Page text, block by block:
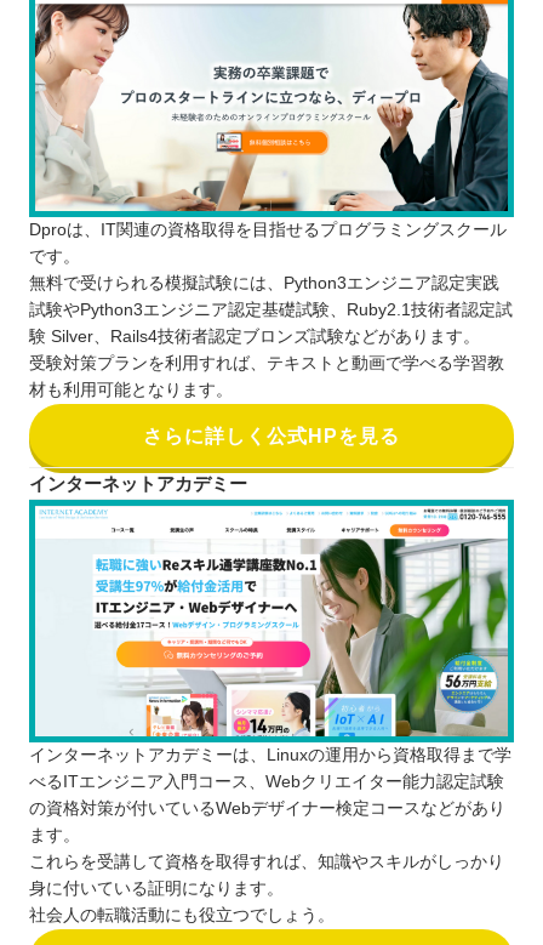
Dproは、IT関連の資格取得を目指せるプログラミングスクール
です。
無料で受けられる模擬試験には、Python3エンジニア認定実践
試験やPython3エンジニア認定基礎試験、Ruby2.1技術者認定試
験 Silver、Rails4技術者認定ブロンズ試験などがあります。
受験対策プランを利用すれば、テキストと動画で学べる学習教
材も利用可能となります。
さらに詳しく公式HPを見る
インターネットアカデミー
インターネットアカデミーは、Linuxの運用から資格取得まで学
べるITエンジニア入門コース、Webクリエイター能力認定試験
の資格対策が付いているWebデザイナー検定コースなどがあり
ます。
これらを受講して資格を取得すれば、知識やスキルがしっかり
身に付いている証明になります。
社会人の転職活動にも役立つでしょう。